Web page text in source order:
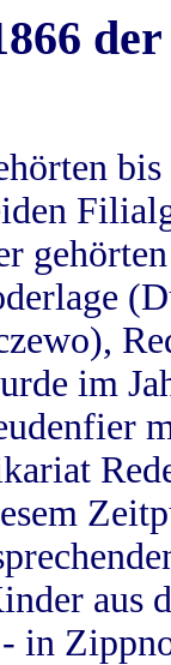
im
aus
in